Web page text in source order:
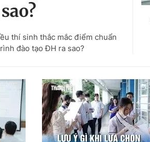
thí sinh thắc mắc điểm chuẩn
đào tạo ĐH ra sao?